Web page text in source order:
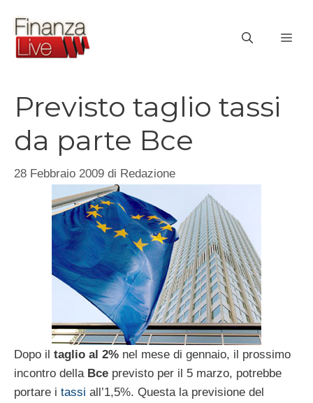
contenuto
Previsto taglio tassi
da parte Bce
28 Febbraio 2009 di Redazione
Dopo il taglio al 2% nel mese di gennaio, il prossimo
incontro della Bce previsto per il 5 marzo, potrebbe
portare i tassi all’1,5%. Questa la previsione del